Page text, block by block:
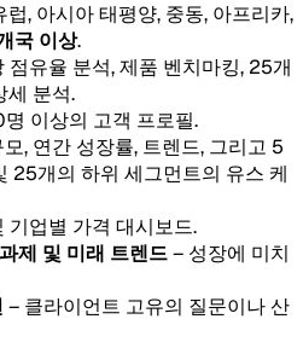
럽, 아시아 태평양, 중동, 아프리카,
국 이상.
점유율 분석, 제품 벤치마킹, 25개
세 분석.
이상의 고객 프로필.
, 연간 성장률, 트렌드, 그리고 5
25개의 하위 세그먼트의 유스 케
기업별 가격 대시보드.
제 및 미래 트렌드– 성장에 미치
– 클라이언트 고유의 질문이나 산